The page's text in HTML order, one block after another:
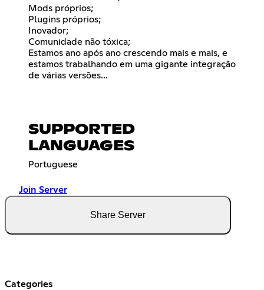
Mods próprios;
Plugins próprios;
Inovador;
Comunidade não tóxica;
Estamos ano após ano crescendo mais e mais, e
estamos trabalhando em uma gigante integração
de várias versões...
SUPPORTED
LANGUAGES
Portuguese
Join Server
Share Server
Categories